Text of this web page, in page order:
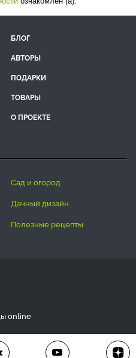
БЛОГ
АВТОРЫ
ПОДАРКИ
ТОВАРЫ
О ПРОЕКТЕ
сад и огород
дачный дизайн
полезные рецепты
online
только с